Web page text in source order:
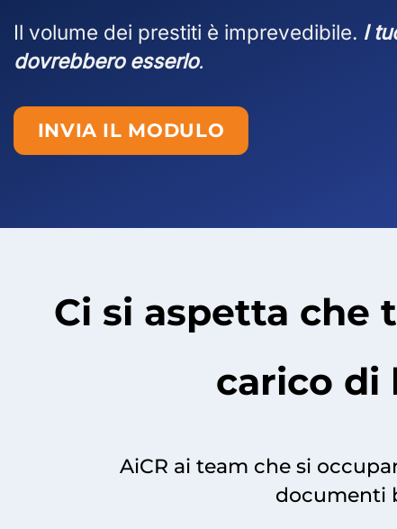
Il volume dei prestiti è imprevedibile. I
dovrebbero esserlo.
INVIA IL MODULO
Ci si aspetta
carico di
AiCR ai team che si
documenti